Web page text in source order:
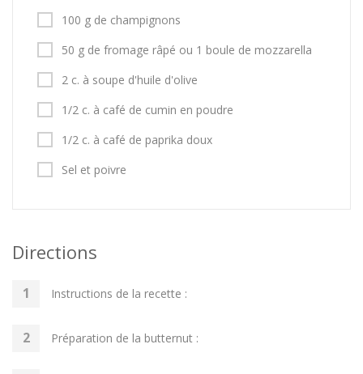
100 g de champignons
50 g de fromage râpé ou 1 boule de mozzarella
2 c. à soupe d'huile d'olive
1/2 c. à café de cumin en poudre
1/2 c. à café de paprika doux
Sel et poivre
Directions
Instructions de la recette :
Préparation de la butternut :